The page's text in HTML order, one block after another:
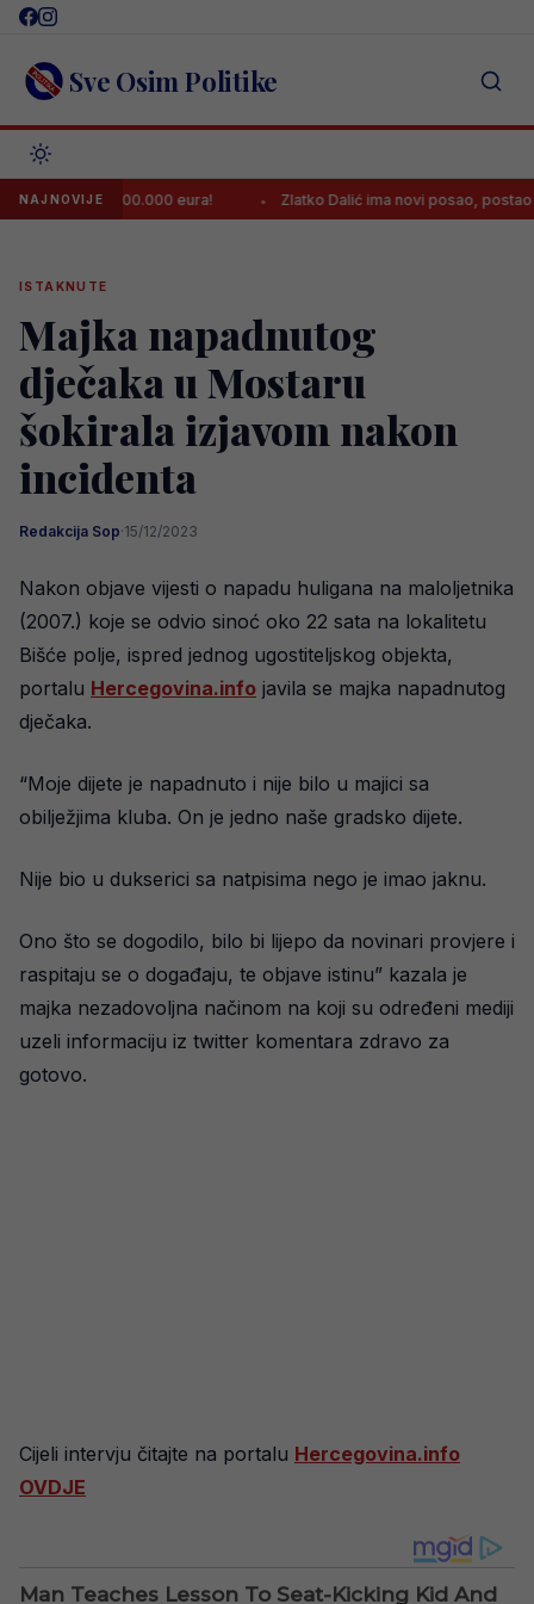
Skip
content Sve Osim Politike
NAJNOVIJE
od 140.000.000 eura! Zlatko Dalić ima novi posao, postao
ISTAKNUTE
Majka napadnutog
dječaka u Mostaru
šokirala izjavom nakon
incidenta
Redakcija Sop·15/12/2023
Nakon objave vijesti o napadu huligana na maloljetnika
(2007.) koje se odvio sinoć oko 22 sata na lokalitetu
Bišće polje, ispred jednog ugostiteljskog objekta,
portalu Hercegovina.info javila se majka napadnutog
dječaka.
“Moje dijete je napadnuto i nije bilo u majici sa
obilježjima kluba. On je jedno naše gradsko dijete.
Nije bio u dukserici sa natpisima nego je imao jaknu.
Ono što se dogodilo, bilo bi lijepo da novinari provjere i
raspitaju se o događaju, te objave istinu” kazala je
majka nezadovoljna načinom na koji su određeni mediji
uzeli informaciju iz twitter komentara zdravo za
gotovo.
Cijeli intervju čitajte na portalu Hercegovina.info
OVDJE